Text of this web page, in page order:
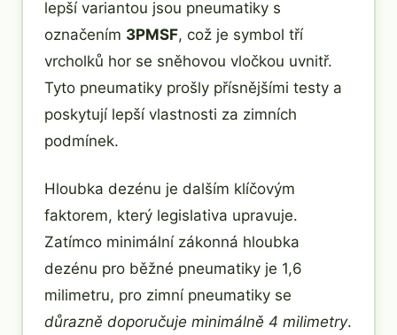
lepší variantou jsou pneumatiky s
označením 3PMSF, což je symbol tří
vrcholků hor se sněhovou vločkou uvnitř.
Tyto pneumatiky prošly přísnějšími testy a
poskytují lepší vlastnosti za zimních
podmínek.
Hloubka dezénu je dalším klíčovým
faktorem, který legislativa upravuje.
Zatímco minimální zákonná hloubka
dezénu pro běžné pneumatiky je 1,6
milimetru, pro zimní pneumatiky se
důrazně doporučuje minimálně 4 milimetry.